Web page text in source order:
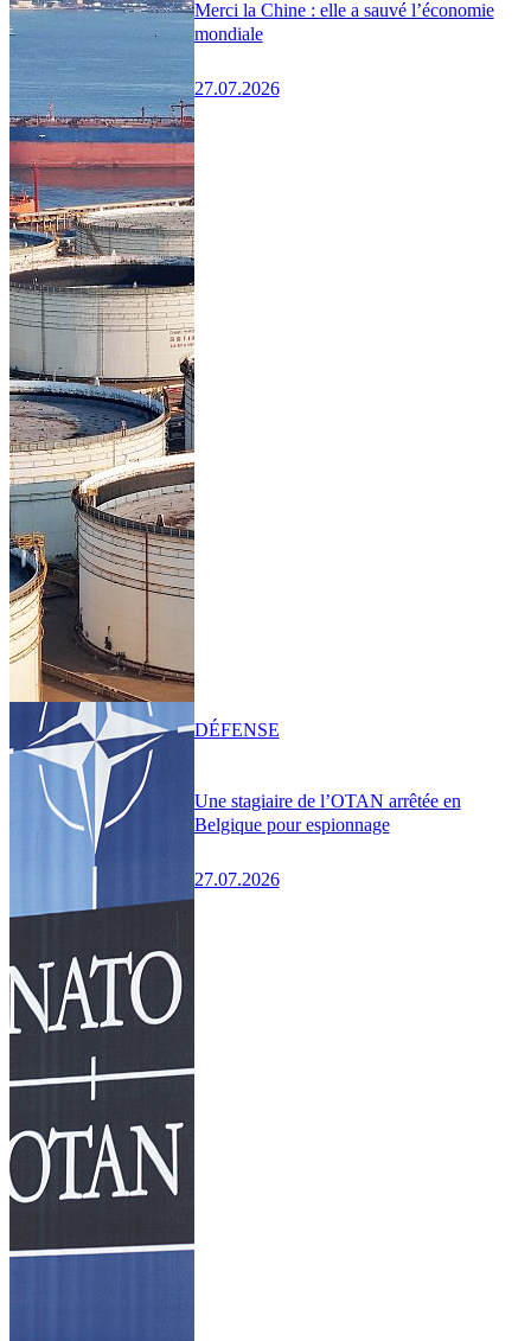
Merci la Chine : elle a sauvé l’économie
mondiale
27.07.2026
Une stagiaire de l’OTAN arrêtée en
Belgique pour espionnage
27.07.2026
DÉFENSE